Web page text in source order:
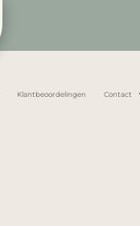
Klantbeoordelingen Contact